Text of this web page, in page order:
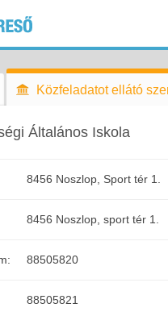
Közfeladatot ellátó
Általános Iskola
8456 Noszlop, Sport tér 1.
8456 Noszlop, sport tér 1.
88505820
88505821